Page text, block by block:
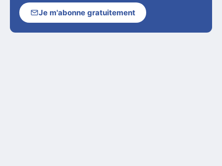
Je m'abonne gratuitement